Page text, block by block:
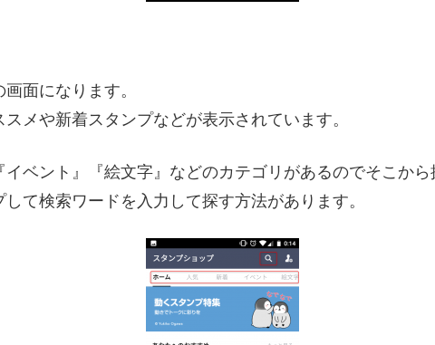
面になります。
メや新着スタンプなどが表示されています。
イベント』『絵文字』などのカテゴリがあるのでそこか
て検索ワードを入力して探す方法があります。